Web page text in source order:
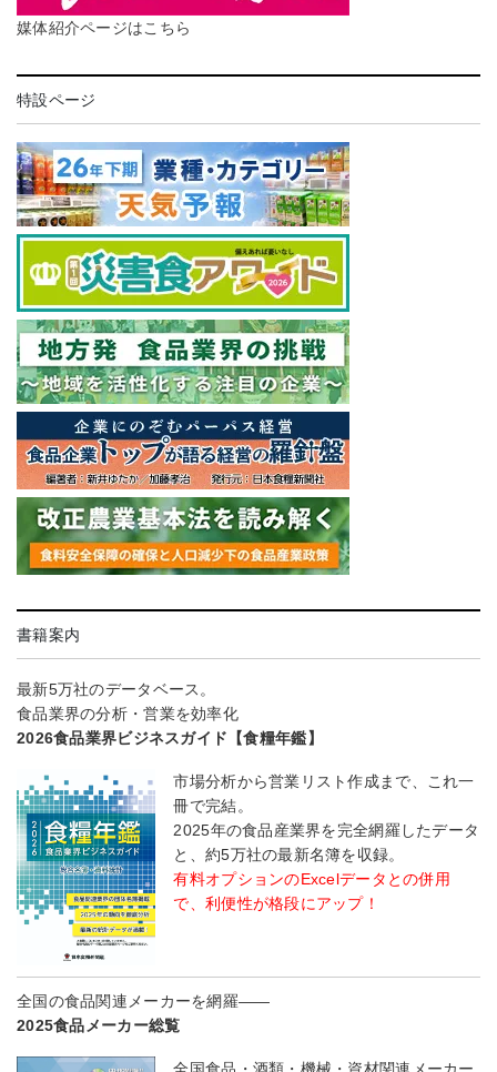
媒体紹介ページはこちら
特設ページ
書籍案内
最新5万社のデータベース。
食品業界の分析・営業を効率化
2026食品業界ビジネスガイド【食糧年鑑】
市場分析から営業リスト作成まで、これ一
冊で完結。
2025年の食品産業界を完全網羅したデータ
と、約5万社の最新名簿を収録。
有料オプションのExcelデータとの併用
で、利便性が格段にアップ！
全国の食品関連メーカーを網羅――
2025食品メーカー総覧
全国食品・酒類・機械・資材関連メーカー